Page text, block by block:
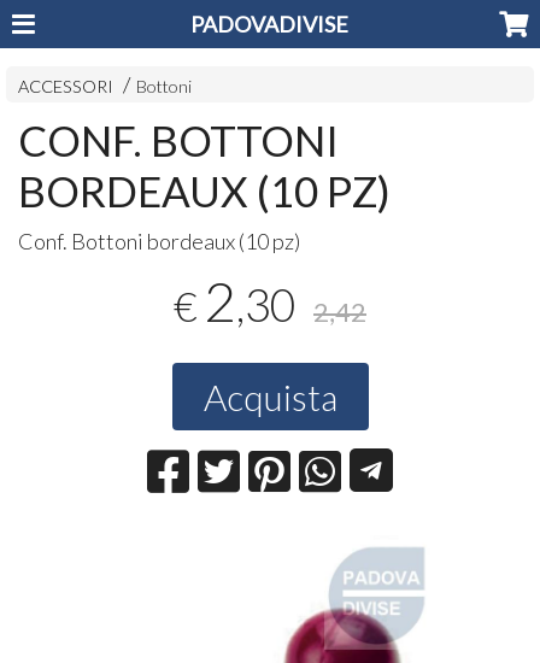
PADOVADIVISE
ACCESSORI Bottoni
CONF. BOTTONI
BORDEAUX (10 PZ)
Conf. Bottoni bordeaux (10 pz)
€ 2,30 2,42
Acquista